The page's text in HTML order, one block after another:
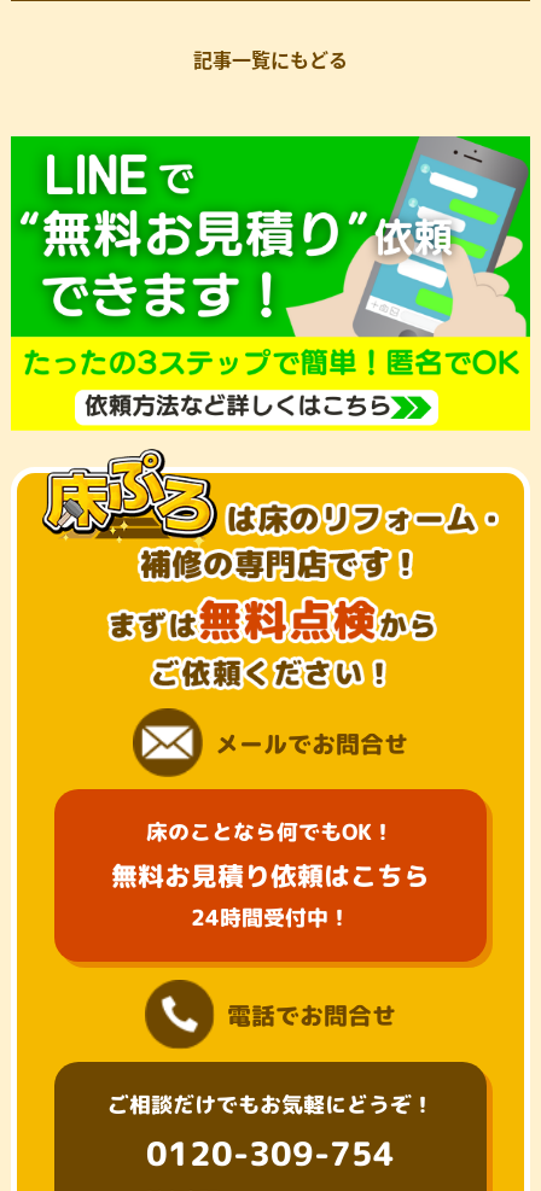
記事一覧にもどる
メールでお問合せ
床のことなら何でもOK！
無料お見積り依頼はこちら
24時間受付中！
電話でお問合せ
ご相談だけでもお気軽にどうぞ！
0120-309-754